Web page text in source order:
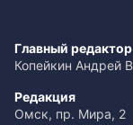
Главный редактор
Копейкин Андрей
Редакция
Омск, пр. Мира, 2